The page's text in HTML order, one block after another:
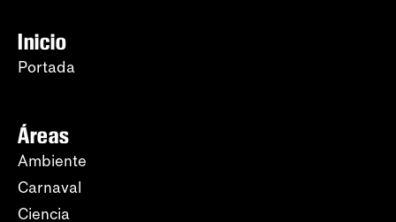
Inicio
Portada
Áreas
Ambiente
Carnaval
Ciencia